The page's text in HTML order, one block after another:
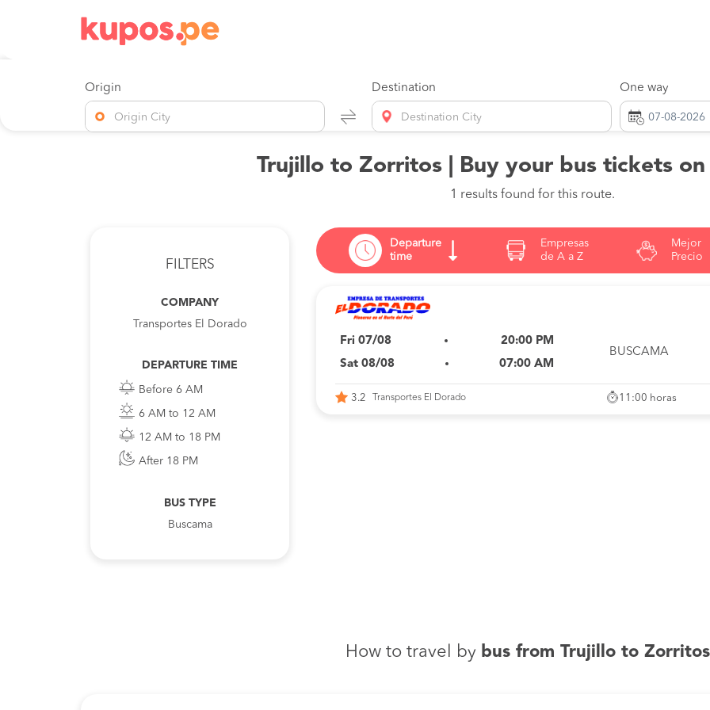
Origin
Origin City
Destination
Destination City
One way
Trujillo to Zorritos | Buy your bus tickets
1 results found for this route.
FILTERS
COMPANY
Transportes El Dorado
DEPARTURE TIME
Before 6 AM
6 AM to 12 AM
12 AM to 18 PM
After 18 PM
BUS TYPE
Buscama
Departure
time
Empresas
de A a Z
Mejor
Precio
Fri 07/08
20:00 PM
Sat 08/08
07:00 AM
BUSCAMA
3.2 Transportes El Dorado 11:00 horas
How to travel by bus from Trujillo to